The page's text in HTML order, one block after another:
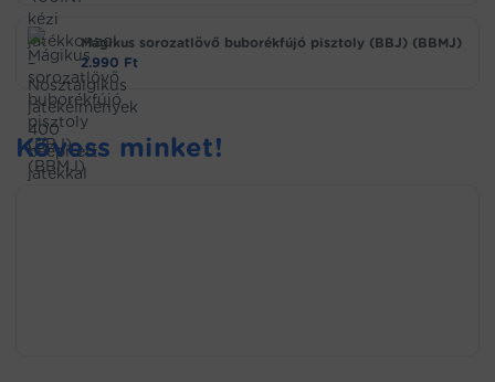
Mágikus sorozatlövő buborékfújó pisztoly (BBJ) (BBMJ)
2.990 Ft
Kövess minket!